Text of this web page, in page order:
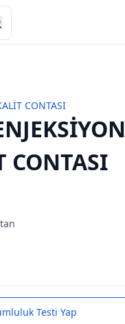
CONTASI
CONTASI
Testi Yap